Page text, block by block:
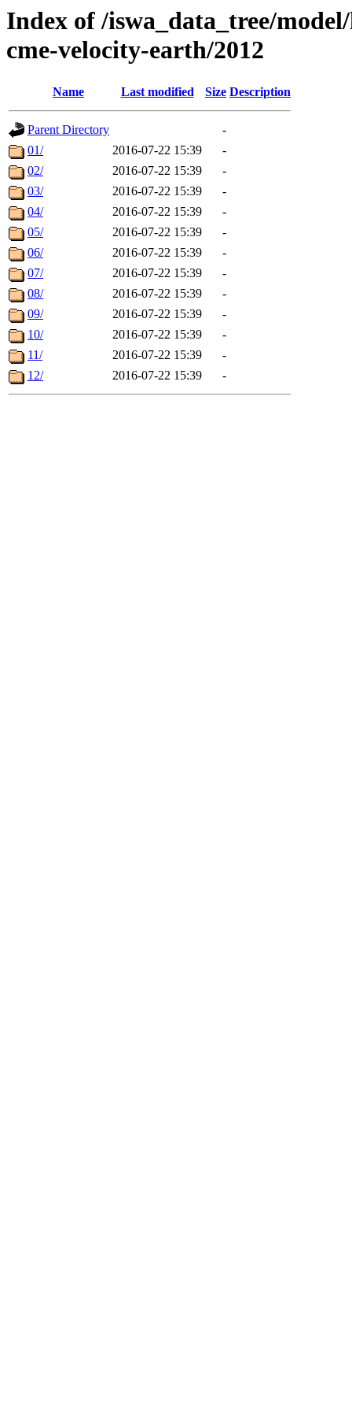
Index of /iswa_data_tree/
cme-velocity-earth/2012
Name Last modified Size Description
Parent Directory
-
01/
2016-07-22 15:39
-
02/
2016-07-22 15:39
-
03/
2016-07-22 15:39
-
04/
2016-07-22 15:39
-
05/
2016-07-22 15:39
-
06/
2016-07-22 15:39
-
07/
2016-07-22 15:39
-
08/
2016-07-22 15:39
-
09/
2016-07-22 15:39
-
10/
2016-07-22 15:39
-
11/
2016-07-22 15:39
-
12/
2016-07-22 15:39 -